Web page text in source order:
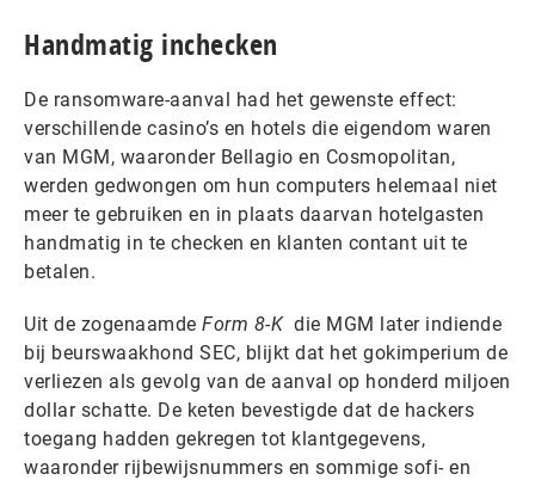
Handmatig inchecken
De ransomware-aanval had het gewenste effect:
verschillende casino’s en hotels die eigendom waren
van MGM, waaronder Bellagio en Cosmopolitan,
werden gedwongen om hun computers helemaal niet
meer te gebruiken en in plaats daarvan hotelgasten
handmatig in te checken en klanten contant uit te
betalen.
Uit de zogenaamde Form 8-K die MGM later indiende
bij beurswaakhond SEC, blijkt dat het gokimperium de
verliezen als gevolg van de aanval op honderd miljoen
dollar schatte. De keten bevestigde dat de hackers
toegang hadden gekregen tot klantgegevens,
waaronder rijbewijsnummers en sommige sofi- en